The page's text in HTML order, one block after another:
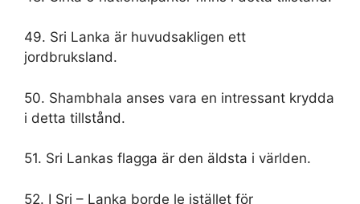
49. Sri Lanka är huvudsakligen ett
jordbruksland.
50. Shambhala anses vara en intressant krydda
i detta tillstånd.
51. Sri Lankas flagga är den äldsta i världen.
52. I Sri – Lanka borde le istället för